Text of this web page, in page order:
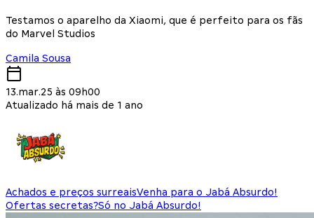
Testamos o aparelho da Xiaomi, que é perfeito para os fãs
do Marvel Studios
Camila Sousa
13.mar.25 às 09h00
Atualizado há mais de 1 ano
Achados e preços surreaisVenha para o Jabá Absurdo!
Ofertas secretas?Só no Jabá Absurdo!